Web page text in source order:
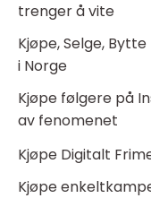
trenger å vite
Kjøpe, Selge,
i Norge
Kjøpe følgere på
av fenomenet
Kjøpe Digitalt
Kjøpe